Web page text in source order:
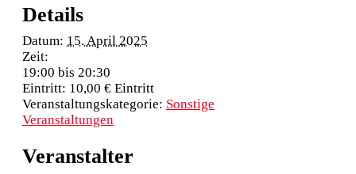
Details
Datum: 15. April 2025
Zeit:
19:00 bis 20:30
Eintritt: 10,00 € Eintritt
Veranstaltungskategorie: Sonstige
Veranstaltungen
Veranstalter